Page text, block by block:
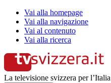
Vai alla homepage
Vai alla navigazione
Vai al contenuto
Vai alla ricerca
La televisione svizzera per l’Italia